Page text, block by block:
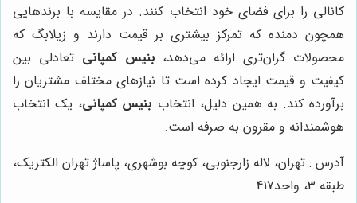
کانالی را برای فضای خود انتخاب کنند. در مقایسه با برندهایی
همچون دمنده که تمرکز بیشتری بر قیمت دارند و زیلابگ که
محصولات گران‌تری ارائه می‌دهد، بنیس کمپانی تعادلی بین
کیفیت و قیمت ایجاد کرده است تا نیازهای مختلف مشتریان را
برآورده کند. به همین دلیل، انتخاب بنیس کمپانی، یک انتخاب
هوشمندانه و مقرون به صرفه است.
آدرس : تهران، لاله زارجنوبی، کوچه بوشهری، پاساژ تهران الکتریک،
طبقه 3، واحد417